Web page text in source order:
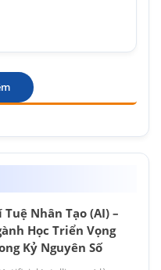
Tuệ Nhân Tạo (AI) –
Học Triển Vọng
Kỷ Nguyên Số